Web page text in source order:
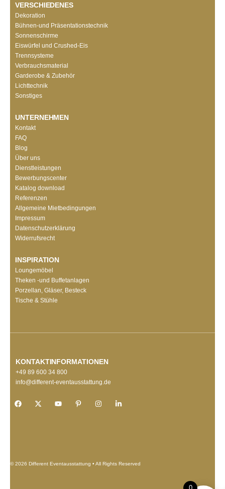
VERSCHIEDENES
Dekoration
Bühnen-und Präsentationstechnik
Sonnenschirme
Eiswürfel und Crushed-Eis
Trennsysteme
Verbrauchsmaterial
Garderobe & Zubehör
Lichttechnik
Sonstiges
UNTERNEHMEN
Kontakt
FAQ
Blog
Über uns
Dienstleistungen
Bewerbungscenter
Katalog download
Referenzen
Allgemeine Mietbedingungen
Impressum
Datenschutzerklärung
Widerrufsrecht
INSPIRATION
Loungemöbel
Theken -und Buffetanlagen
Porzellan, Gläser, Besteck
Tische & Stühle
KONTAKTINFORMATIONEN
+49 89 600 34 800
info@different-eventausstattung.de
© 2026 Different Eventausstattung • All Rights Reserved